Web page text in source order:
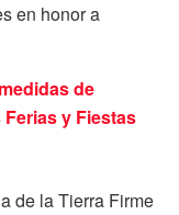
en honor a
de
y Fiestas
de la Tierra Firme